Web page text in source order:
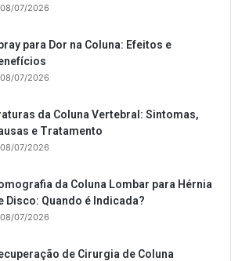
08/07/2026
para Dor na Coluna: Efeitos e
08/07/2026
da Coluna Vertebral: Sintomas,
e Tratamento
08/07/2026
da Coluna Lombar para Hérnia
Disco: Quando é Indicada?
08/07/2026
de Cirurgia de Coluna